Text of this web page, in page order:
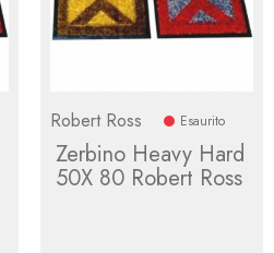
Robert Ross Esaurito
Zerbino Heavy Hard
50X 80 Robert Ross